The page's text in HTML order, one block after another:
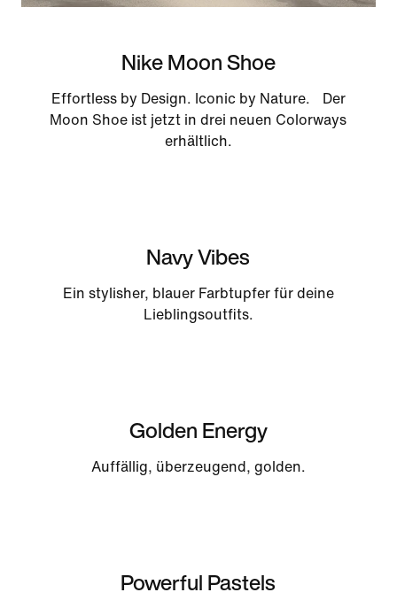
Nike Moon Shoe
Effortless by Design. Iconic by Nature. Der
Moon Shoe ist jetzt in drei neuen Colorways
erhältlich.
Navy Vibes
Ein stylisher, blauer Farbtupfer für deine
Lieblingsoutfits.
Golden Energy
Auffällig, überzeugend, golden.
Powerful Pastels